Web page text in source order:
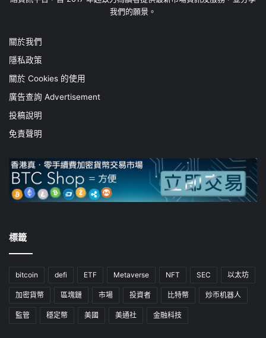
我們的願景。
關於我們
隱私政策
關於 Cookies 的使用
廣告查詢 Advertisement
投稿說明
免責聲明
標籤
bitcoin defi ETF Metaverse NFT SEC 以太坊
加密貨幣 區塊鏈 市場 投資者 比特幣 炒币机器人
監管 穩定幣 美國 美通社 金融科技